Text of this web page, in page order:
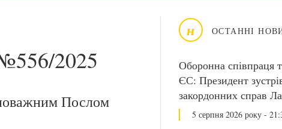
н ОСТАННІ
Оборонна співпраця
ЄС: Президент
закордонних справ
5 серпня 2026 року -
2025
Послом